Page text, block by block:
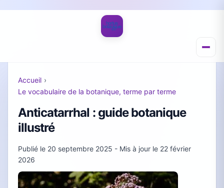
Accueil ›
Le vocabulaire de la botanique, terme par terme
Anticatarrhal : guide botanique
illustré
Publié le 20 septembre 2025 - Mis à jour le 22 février
2026